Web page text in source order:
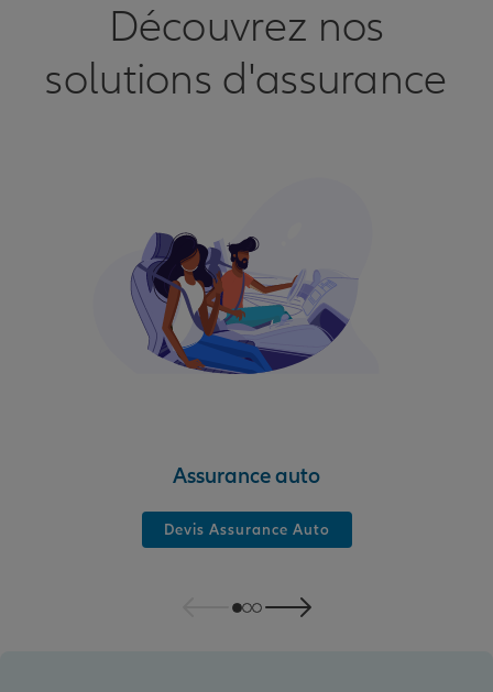
Découvrez nos
solutions d'assurance
Assurance auto
Devis Assurance Auto